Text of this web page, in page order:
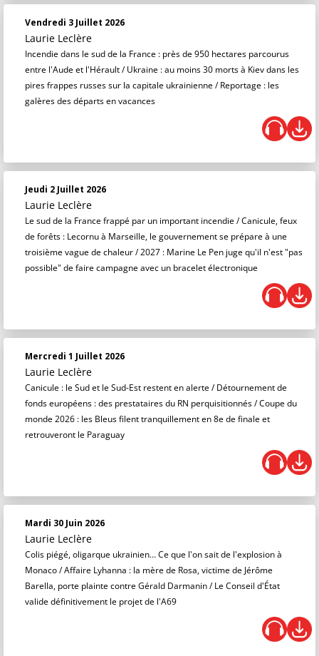
Vendredi 3 Juillet 2026
Laurie Leclère
Incendie dans le sud de la France : près de 950 hectares parcourus
entre l'Aude et l'Hérault / Ukraine : au moins 30 morts à Kiev dans les
pires frappes russes sur la capitale ukrainienne / Reportage : les
galères des départs en vacances
Jeudi 2 Juillet 2026
Laurie Leclère
Le sud de la France frappé par un important incendie / Canicule, feux
de forêts : Lecornu à Marseille, le gouvernement se prépare à une
troisième vague de chaleur / 2027 : Marine Le Pen juge qu'il n'est "pas
possible" de faire campagne avec un bracelet électronique
Mercredi 1 Juillet 2026
Laurie Leclère
Canicule : le Sud et le Sud-Est restent en alerte / Détournement de
fonds européens : des prestataires du RN perquisitionnés / Coupe du
monde 2026 : les Bleus filent tranquillement en 8e de finale et
retrouveront le Paraguay
Mardi 30 Juin 2026
Laurie Leclère
Colis piégé, oligarque ukrainien… Ce que l'on sait de l'explosion à
Monaco / Affaire Lyhanna : la mère de Rosa, victime de Jérôme
Barella, porte plainte contre Gérald Darmanin / Le Conseil d'État
valide définitivement le projet de l'A69